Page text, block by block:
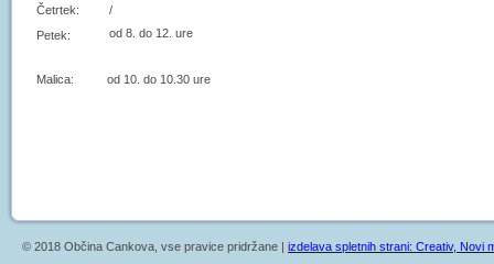
Četrtek:
/
Petek:
od 8. do 12. ure
Malica: od 10. do 10.30 ure
© 2018 Občina Cankova, vse pravice pridržane | izdelava spletnih strani: Creativ, Novi